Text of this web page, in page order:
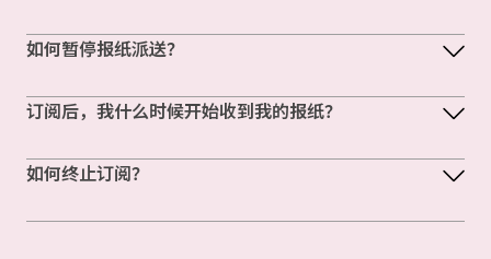
如何暂停报纸派送？
订阅后，我什么时候开始收到我的报纸？
如何终止订阅？